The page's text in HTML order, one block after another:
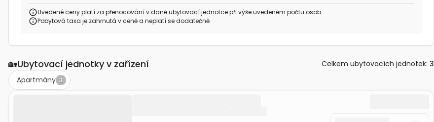
Uvedené ceny platí za přenocování v dané ubytovací jednotce při výše uvedeném počtu osob.
Pobytová taxa je zahrnutá v ceně a neplatí se dodatečně
🏡Ubytovací jednotky v zařízení Celkem ubytovacích jednotek:3
Apartmány 3